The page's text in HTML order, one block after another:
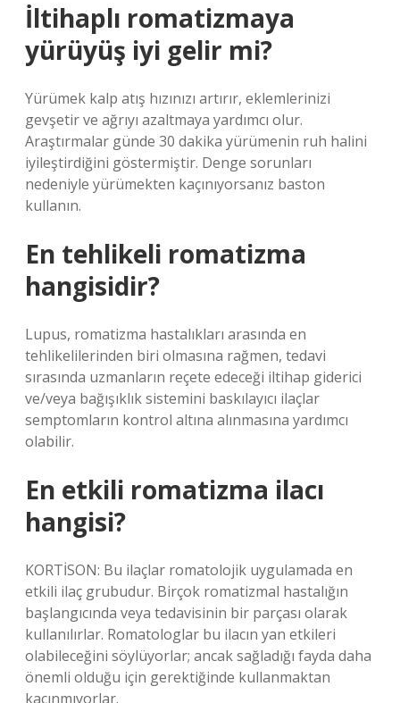
İltihaplı romatizmaya
yürüyüş iyi gelir mi?
Yürümek kalp atış hızınızı artırır, eklemlerinizi
gevşetir ve ağrıyı azaltmaya yardımcı olur.
Araştırmalar günde 30 dakika yürümenin ruh halini
iyileştirdiğini göstermiştir. Denge sorunları
nedeniyle yürümekten kaçınıyorsanız baston
kullanın.
En tehlikeli romatizma
hangisidir?
Lupus, romatizma hastalıkları arasında en
tehlikelilerinden biri olmasına rağmen, tedavi
sırasında uzmanların reçete edeceği iltihap giderici
ve/veya bağışıklık sistemini baskılayıcı ilaçlar
semptomların kontrol altına alınmasına yardımcı
olabilir.
En etkili romatizma ilacı
hangisi?
KORTİSON: Bu ilaçlar romatolojik uygulamada en
etkili ilaç grubudur. Birçok romatizmal hastalığın
başlangıcında veya tedavisinin bir parçası olarak
kullanılırlar. Romatologlar bu ilacın yan etkileri
olabileceğini söylüyorlar; ancak sağladığı fayda daha
önemli olduğu için gerektiğinde kullanmaktan
kaçınmıyorlar.